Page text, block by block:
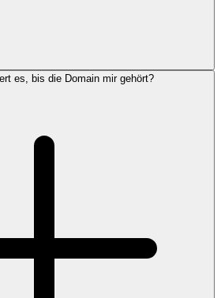
es, bis die Domain mir gehört?